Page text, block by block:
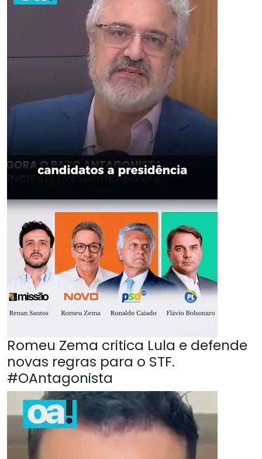
Romeu Zema critica Lula e defende
novas regras para o STF.
#OAntagonista